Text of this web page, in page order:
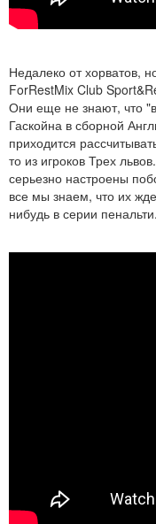
Недалеко от хорватов,
ForRestMix Club
Они еще не знают, что
Гаскойна в сборной
приходится
то из игроков Трех
серьезно настроены
все мы знаем, что их
нибудь в серии